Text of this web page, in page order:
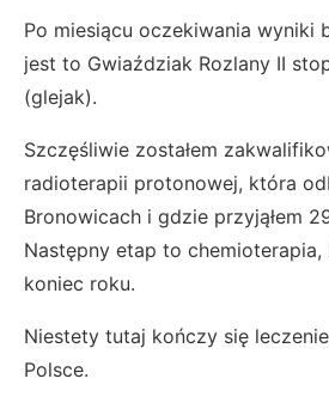
Po miesiącu oczekiwania wyniki
jest to Gwiaździak Rozlany II
(glejak).
Szczęśliwie zostałem
radioterapii protonowej, która
Bronowicach i gdzie przyjąłem
Następny etap to
koniec roku.
Niestety tutaj kończy się
Polsce.